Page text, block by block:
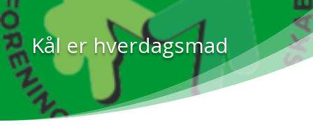
Kål er hverdagsmad